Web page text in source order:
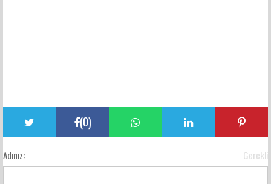
(0)
Adınız: Gerekli